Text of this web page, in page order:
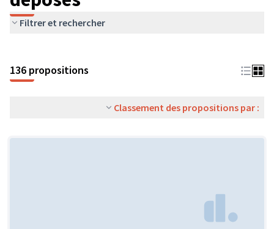
Filtrer et rechercher
136 propositions
Classement des propositions par :